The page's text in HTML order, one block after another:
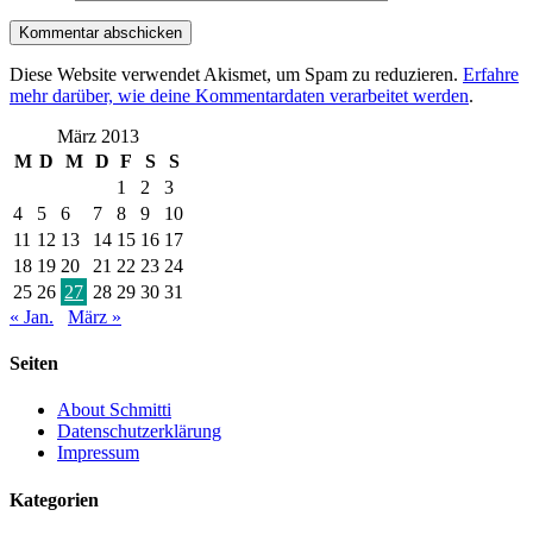
Diese Website verwendet Akismet, um Spam zu reduzieren. Erfahre
mehr darüber, wie deine Kommentardaten verarbeitet werden.
März 2013
M D M D F S
S
1
2
3
4
5 6 7 8 9
10
11 12 13 14 15 16 17
18 19 20 21 22 23 24
25 26 27 28 29 30 31
« Jan.
März »
Seiten
About Schmitti
Datenschutzerklärung
Impressum
Kategorien